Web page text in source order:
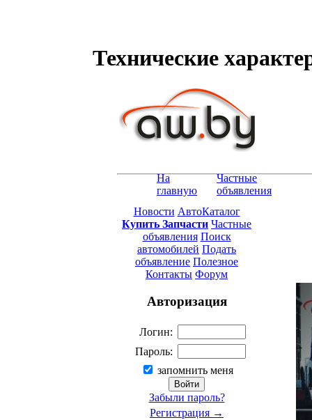
Технические
На
главную
Частные
объявления
Новости АвтоКаталог
Купить Запчасти Частные
объявления Поиск
автомобилей Подать
объявление Полезное
Контакты Форум
Авторизация
Логин:
Пароль:
запомнить меня
Забыли пароль?
Регистрация →